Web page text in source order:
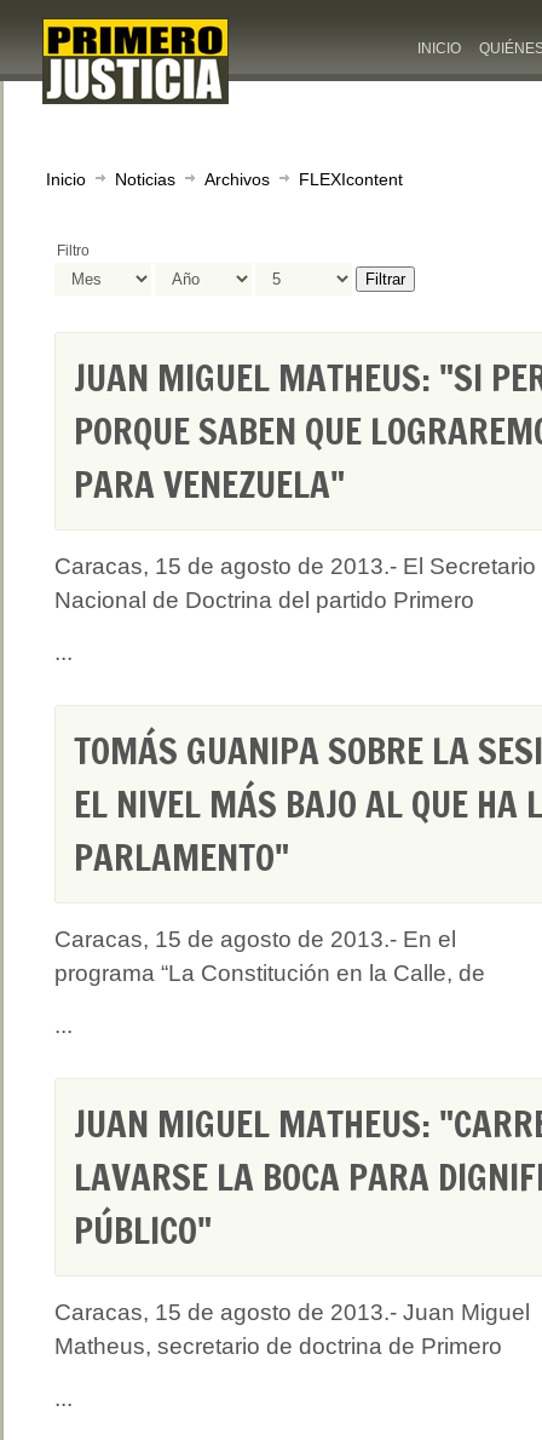
INICIO
Inicio Noticias Archivos FLEXIcontent
Filtro
Filtrar
JUAN MIGUEL MATHEUS: "SI
PORQUE SABEN QUE
PARA VENEZUELA"
Caracas, 15 de agosto de 2013.- El Secretario
Nacional de Doctrina del partido Primero
...
TOMÁS GUANIPA SOBRE LA
EL NIVEL MÁS BAJO AL QUE HA
PARLAMENTO"
Caracas, 15 de agosto de 2013.- En el
programa “La Constitución en la Calle, de
...
JUAN MIGUEL MATHEUS:
LAVARSE LA BOCA PARA
PÚBLICO"
Caracas, 15 de agosto de 2013.- Juan Miguel
Matheus, secretario de doctrina de Primero
...